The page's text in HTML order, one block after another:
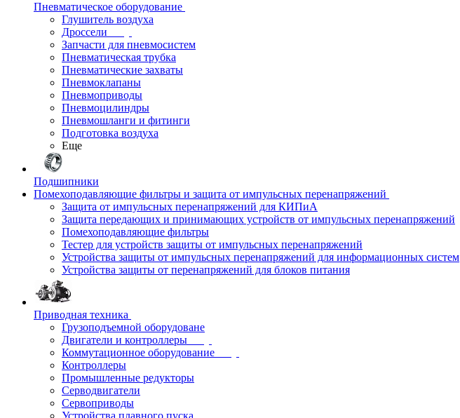
Пневматическое оборудование
Глушитель воздуха
Дроссели
Запчасти для пневмосистем
Пневматическая трубка
Пневматические захваты
Пневмоклапаны
Пневмоприводы
Пневмоцилиндры
Пневмошланги и фитинги
Подготовка воздуха
Еще
Подшипники
Помехоподавляющие фильтры и защита от импульсных перенапряжений
Защита от импульсных перенапряжений для КИПиА
Защита передающих и принимающих устройств от импульсных перенапряжений
Помехоподавляющие фильтры
Тестер для устройств защиты от импульсных перенапряжений
Устройства защиты от импульсных перенапряжений для информационных систем
Устройства защиты от перенапряжений для блоков питания
Приводная техника
Грузоподъемной оборудоване
Двигатели и контроллеры
Коммутационное оборудование
Контроллеры
Промышленные редукторы
Серводвигатели
Сервоприводы
Устройства плавного пуска